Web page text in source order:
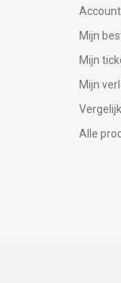
Mijn
Mijn
Mijn
Vergelijk
Alle